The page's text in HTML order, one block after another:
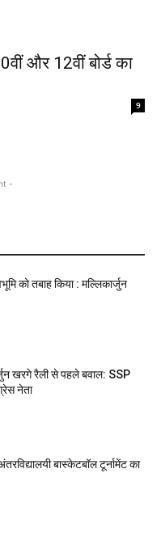
और 12वीं बोर्ड का
9
-
को तबाह किया : मल्लिकार्जुन
खरगे रैली से पहले बवाल: SSP
नेता
बास्केटबॉल टूर्नामेंट का